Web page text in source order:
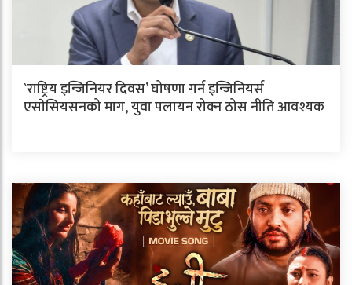
`राष्ट्रिय इन्जिनियर दिवस’ घोषणा गर्न इन्जिनियर्स
एसाेसियसनको माग, युवा पलायन रोक्न ठोस नीति आवश्यक